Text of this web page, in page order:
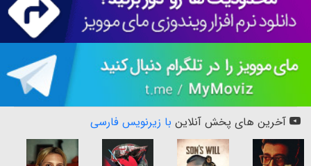
آخرین های پخش آنلاین با زیرنویس فارسی